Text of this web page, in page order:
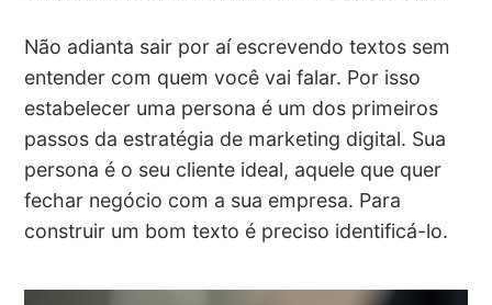
Não adianta sair por aí escrevendo textos sem
entender com quem você vai falar. Por isso
estabelecer uma persona é um dos primeiros
passos da estratégia de marketing digital. Sua
persona é o seu cliente ideal, aquele que quer
fechar negócio com a sua empresa. Para
construir um bom texto é preciso identificá-lo.